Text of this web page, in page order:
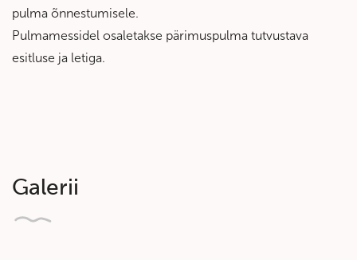
pulma õnnestumisele.
Pulmamessidel osaletakse pärimuspulma tutvustava
esitluse ja letiga.
Galerii